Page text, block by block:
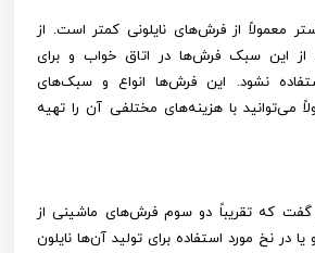
معمولاً از فرش‌های نایلونی کمتر است. از
این سبک فرش‌ها در اتاق خواب و برای
نشود. این فرش‌ها‌ انواع و سبک‌های
می‌توانید با هزینه‌های مختلفی آن را تهیه
گفت که تقریباً دو سوم فرش‌های ماشینی از
در نخ مورد استفاده برای تولید آن‌ها نایلون